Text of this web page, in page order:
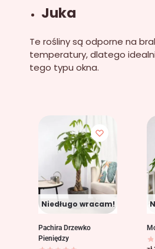
Juka
Te rośliny są odporne na
temperatury, dlatego
tego typu okna.
Niedługo wracam!
Pachira Drzewko
Pieniędzy